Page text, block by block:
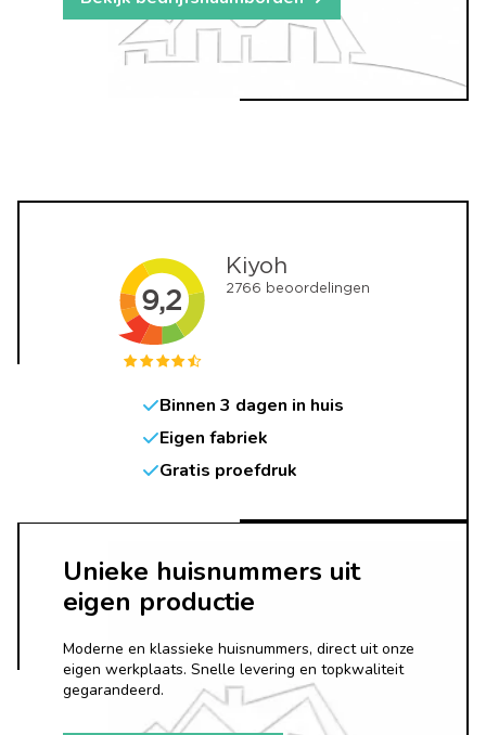
Unieke huisnummers uit
eigen productie
Moderne en klassieke huisnummers, direct uit onze
eigen werkplaats. Snelle levering en topkwaliteit
gegarandeerd.
Binnen 3 dagen in huis
Eigen fabriek
Gratis proefdruk